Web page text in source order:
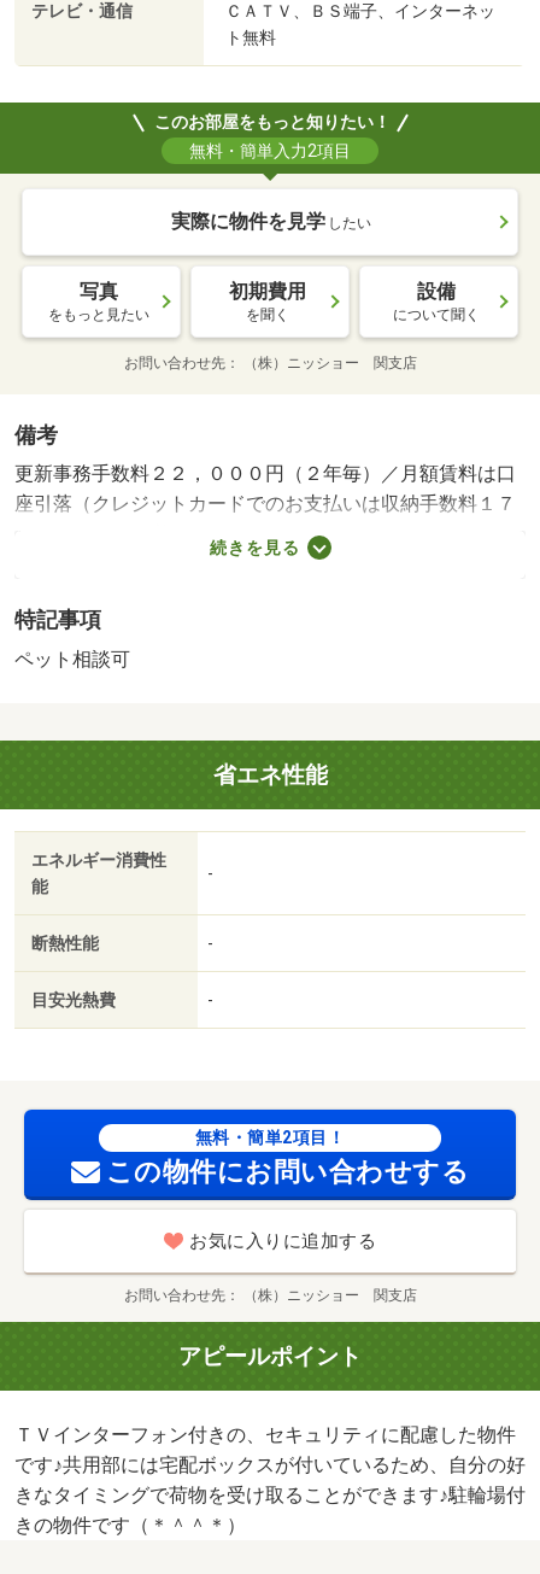
テレビ・通信
ＣＡＴＶ、ＢＳ端子、インターネッ
ト無料
このお部屋をもっと知りたい！
無料・簡単入力2項目
実際に物件を見学 したい
写真
をもっと見たい
初期費用
を聞く
設備
について聞く
お問い合わせ先 （株）ニッショー 関支店
備考
更新事務手数料２２，０００円（２年毎）／月額賃料は口
座引落（クレジットカードでのお支払いは収納手数料１７
０円（月額）が必要）／ｒｕｕｍサポート１，９８０円
（月額・税込）／契約時に鍵セット費３，３００円（税
に要加入／保証会社加入必須（審査内容により保証料が変
動します）／現況を優先いたします・賃貸保証等：加入要
５．５％ ※ペット可は２．５万／２．５％）・管理形態
／管理員の勤務形態：不在・無料インターネットやエアコ
ン２基など設備充実！/クリーニング費用 90000円/鍵セッ
ト費 3300円
続きを見る
特記事項
ペット相談可
省エネ性能
エネルギー消費性
能
-
断熱性能 -
目安光熱費 -
無料・簡単2項目！
この物件にお問い合わせする
お気に入りに追加する
お問い合わせ先 （株）ニッショー 関支店
アピールポイント
ＴＶインターフォン付きの、セキュリティに配慮した物件
です♪共用部には宅配ボックスが付いているため、自分の好
きなタイミングで荷物を受け取ることができます♪駐輪場付
きの物件です（＊＾＾＊）